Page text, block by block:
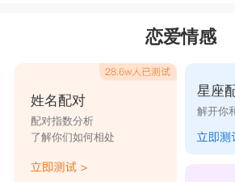
恋爱情感
姓名配对
配对指数分析
了解你们如何相处
星座
解开你